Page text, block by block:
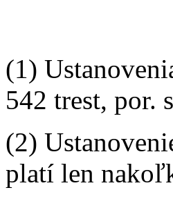
(1)
542 trest, por.
(2)
platí len